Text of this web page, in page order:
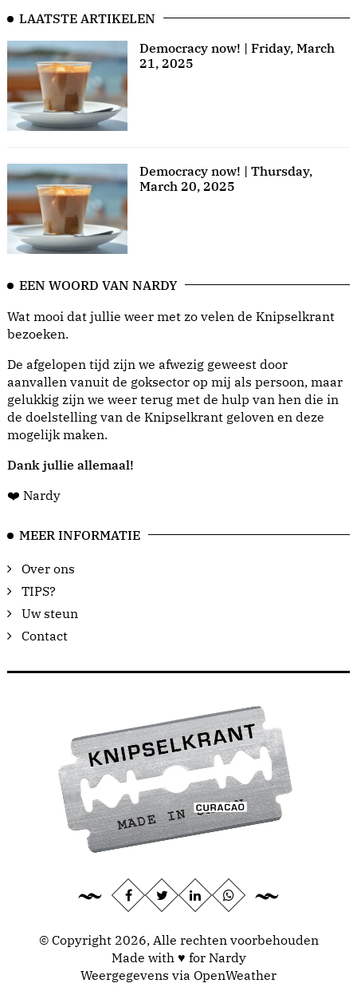
LAATSTE ARTIKELEN
Democracy now! | Friday, March
21, 2025
Democracy now! | Thursday,
March 20, 2025
EEN WOORD VAN NARDY
Wat mooi dat jullie weer met zo velen de Knipselkrant
bezoeken.
De afgelopen tijd zijn we afwezig geweest door
aanvallen vanuit de goksector op mij als persoon, maar
gelukkig zijn we weer terug met de hulp van hen die in
de doelstelling van de Knipselkrant geloven en deze
mogelijk maken.
Dank jullie allemaal!
❤️ Nardy
MEER INFORMATIE
Over ons
TIPS?
Uw steun
Contact
© Copyright 2026, Alle rechten voorbehouden
Made with ♥ for Nardy
Weergegevens via OpenWeather